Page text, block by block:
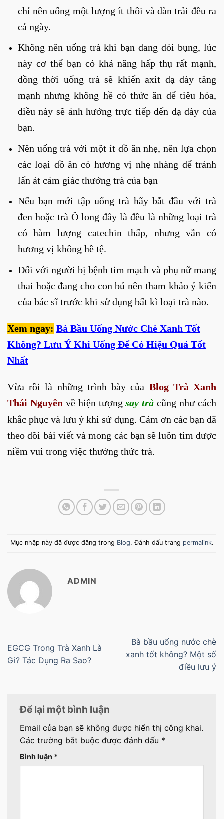
chỉ nên uống một lượng ít thôi và dàn trải đều ra
cả ngày.
Không nên uống trà khi bạn đang đói bụng, lúc
này cơ thể bạn có khả năng hấp thụ rất mạnh,
đồng thời uống trà sẽ khiến axit dạ dày tăng
mạnh nhưng không hề có thức ăn để tiêu hóa,
điều này sẽ ảnh hưởng trực tiếp đến dạ dày của
bạn.
Nên uống trà với một ít đồ ăn nhẹ, nên lựa chọn
các loại đồ ăn có hương vị nhẹ nhàng để tránh
lấn át cảm giác thưởng trà của bạn
Nếu bạn mới tập uống trà hãy bắt đầu với trà
đen hoặc trà Ô long đây là đều là những loại trà
có hàm lượng catechin thấp, nhưng vẫn có
hương vị không hề tệ.
Đối với người bị bệnh tim mạch và phụ nữ mang
thai hoặc đang cho con bú nên tham khảo ý kiến
của bác sĩ trước khi sử dụng bất kì loại trà nào.
Xem ngay: Bà Bầu Uống Nước Chè Xanh Tốt
Không? Lưu Ý Khi Uống Để Có Hiệu Quả Tốt
Nhất
Vừa rồi là những trình bày của Blog Trà Xanh
Thái Nguyên về hiện tượngsay trà cũng như cách
khắc phục và lưu ý khi sử dụng. Cảm ơn các bạn đã
theo dõi bài viết và mong các bạn sẽ luôn tìm được
niềm vui trong việc thưởng thức trà.
Mục nhập này đã được đăng trong Blog. Đánh dấu trang permalink.
ADMIN
EGCG Trong Trà Xanh Là
Gì? Tác Dụng Ra Sao?
Bà bầu uống nước chè
xanh tốt không? Một số
điều lưu ý
Để lại một bình luận
Email của bạn sẽ không được hiển thị công khai.
Các trường bắt buộc được đánh dấu *
Bình luận *